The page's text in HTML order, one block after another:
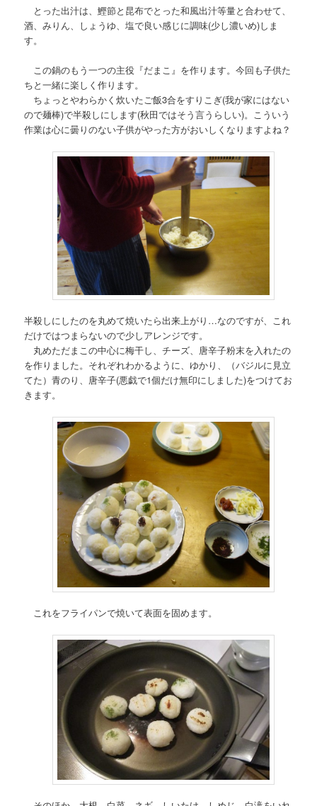
とった出汁は、鰹節と昆布でとった和風出汁等量と合わせて、
酒、みりん、しょうゆ、塩で良い感じに調味(少し濃いめ)しま
す。
この鍋のもう一つの主役『だまこ』を作ります。今回も子供た
ちと一緒に楽しく作ります。
ちょっとやわらかく炊いたご飯3合をすりこぎ(我が家にはない
ので麺棒)で半殺しにします(秋田ではそう言うらしい)。こういう
作業は心に曇りのない子供がやった方がおいしくなりますよね？
半殺しにしたのを丸めて焼いたら出来上がり…なのですが、これ
だけではつまらないので少しアレンジです。
丸めただまこの中心に梅干し、チーズ、唐辛子粉末を入れたの
を作りました。それぞれわかるように、ゆかり、（バジルに見立
てた）青のり、唐辛子(悪戯で1個だけ無印にしました)をつけてお
きます。
これをフライパンで焼いて表面を固めます。